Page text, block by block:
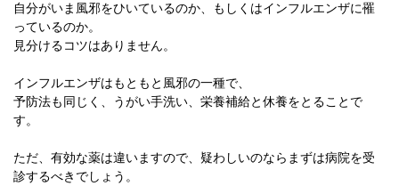
自分がいま風邪をひいているのか、もしくはインフルエンザに罹
っているのか。
見分けるコツはありません。
インフルエンザはもともと風邪の一種で、
予防法も同じく、うがい手洗い、栄養補給と休養をとることで
す。
ただ、有効な薬は違いますので、疑わしいのならまずは病院を受
診するべきでしょう。